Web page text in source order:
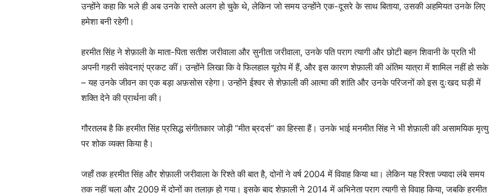
उन्होंने कहा कि भले ही अब उनके रास्ते अलग हो चुके थे, लेकिन जो समय उन्होंने एक-दूसरे के साथ बिताया, उसकी अहमियत उनके लिए
हमेशा बनी रहेगी।
हरमीत सिंह ने शेफ़ाली के माता-पिता सतीश जरीवाला और सुनीता जरीवाला, उनके पति पराग त्यागी और छोटी बहन शिवानी के प्रति भी
अपनी गहरी संवेदनाएं प्रकट कीं। उन्होंने लिखा कि वे फिलहाल यूरोप में हैं, और इस कारण शेफ़ाली की अंतिम यात्रा में शामिल नहीं हो सके
– यह उनके जीवन का एक बड़ा अफ़सोस रहेगा। उन्होंने ईश्वर से शेफ़ाली की आत्मा की शांति और उनके परिजनों को इस दुःखद घड़ी में
शक्ति देने की प्रार्थना की।
गौरतलब है कि हरमीत सिंह प्रसिद्ध संगीतकार जोड़ी “मीत ब्रदर्स” का हिस्सा हैं। उनके भाई मनमीत सिंह ने भी शेफ़ाली की असामयिक मृत्यु
पर शोक व्यक्त किया है।
जहाँ तक हरमीत सिंह और शेफ़ाली जरीवाला के रिश्ते की बात है, दोनों ने वर्ष 2004 में विवाह किया था। लेकिन यह रिश्ता ज्यादा लंबे समय
तक नहीं चला और 2009 में दोनों का तलाक़ हो गया। इसके बाद शेफ़ाली ने 2014 में अभिनेता पराग त्यागी से विवाह किया, जबकि हरमीत